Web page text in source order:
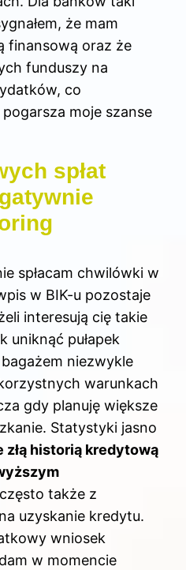
że mam
finansową oraz że
funduszy na
co
moje szanse
spłat
spłacam chwilówki w
w BIK-u pozostaje
interesują cię takie
uniknąć pułapek
niezwykle
warunkach
gdy planuję większe
Statystyki jasno
złą historią kredytową
także z
uzyskanie kredytu.
wniosek
w momencie